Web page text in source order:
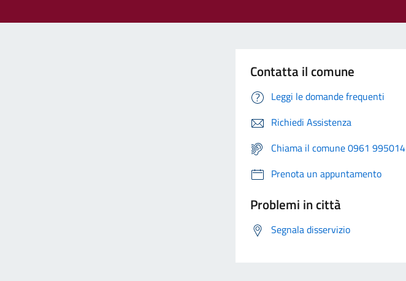
Contatta il comune
Leggi le domande frequenti
Richiedi Assistenza
Chiama il comune 0961 995014
Prenota un appuntamento
Problemi in città
Segnala disservizio